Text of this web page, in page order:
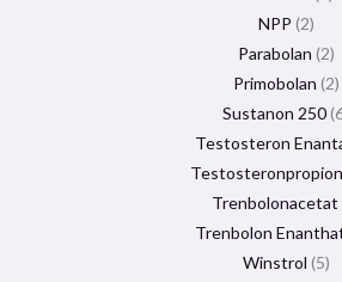
NPP 2
Parabolan 2
Primobolan 2
Sustanon 250
Testosteron
Trenbolonacetat
Trenbolon
Winstrol 5